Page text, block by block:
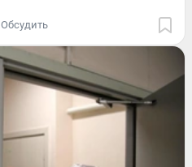
Обсудить